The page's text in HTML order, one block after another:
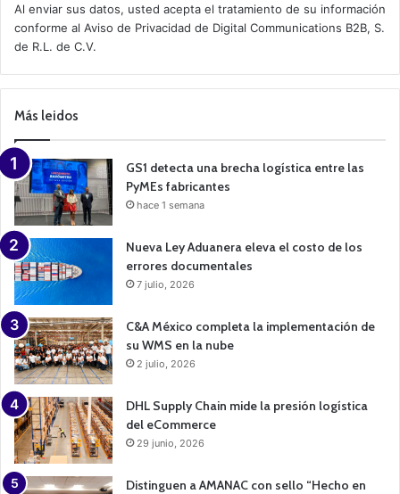
v
e
a
m
a
n
Al enviar sus datos, usted acepta el tratamiento de su información
conforme al Aviso de Privacidad de Digital Communications B2B, S.
de R.L. de C.V.
Más leidos
GS1 detecta una brecha logística entre las
PyMEs fabricantes
hace 1 semana
Nueva Ley Aduanera eleva el costo de los
errores documentales
7 julio, 2026
C&A México completa la implementación de
su WMS en la nube
2 julio, 2026
DHL Supply Chain mide la presión logística
del eCommerce
29 junio, 2026
Distinguen a AMANAC con sello “Hecho en